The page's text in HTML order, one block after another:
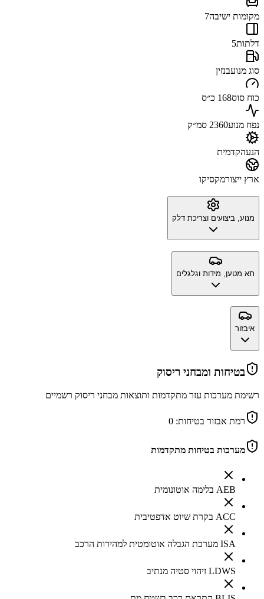
מקומות ישיבה7
דלתות5
סוג מנועבנזין
כוח סוס168 כ״ס
נפח מנוע2360 סמ״ק
הנעהקדמית
ארץ ייצורמקסיקו
מנוע, ביצועים וצריכת דלק
תא מטען, מידות וגלגלים
איבזור
בטיחות ומבחני ריסוק
רשימת מערכות עזר מתקדמות ותוצאות מבחני ריסוק רשמיים
רמת אבזור בטיחות: 0
מערכות בטיחות מתקדמות
AEB בלימה אוטונומית
ACC בקרת שיוט אדפטיבית
ISA מערכת הגבלה אוטומטית למהירות הרכב
LDWS זיהוי סטיה מנתיב